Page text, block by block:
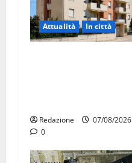
Attualità In città
Redazione
07/08/2026
0